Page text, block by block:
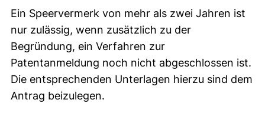
Ein Speervermerk von mehr als zwei Jahren ist
nur zulässig, wenn zusätzlich zu der
Begründung, ein Verfahren zur
Patentanmeldung noch nicht abgeschlossen ist.
Die entsprechenden Unterlagen hierzu sind dem
Antrag beizulegen.